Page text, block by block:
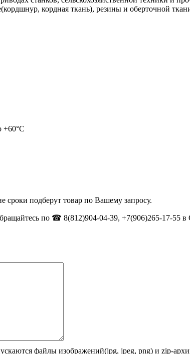
кордная ткань), резины и оберточной
+60°C
подберут товар по Вашему запросу.
по ☎ 8(812)904-04-39, +7(906)265-17-55 в
файлы изображений(jpg, jpeg, png) и zip-